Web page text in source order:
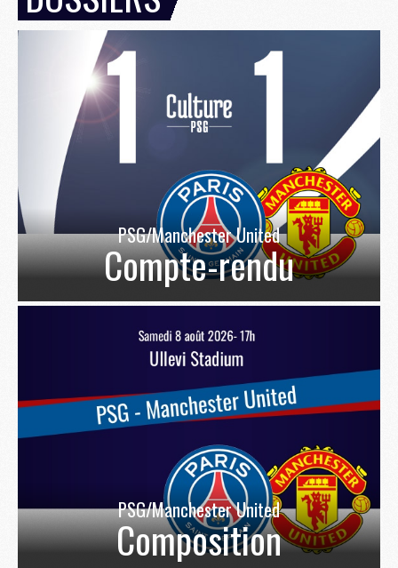
PSG/Manchester United
Compte-rendu
PSG/Manchester United
Composition